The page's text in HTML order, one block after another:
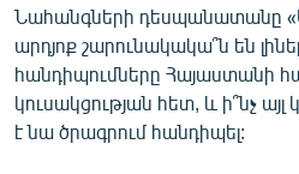
English
Русский
ՀԵՏԵՎԵՔ ՄԵԶ
Նահանգների դեսպանատանը
արդյոք շարունակակա՞ն են
հանդիպումները Հայաստանի
կուսակցության հետ, և ի՞նչ այլ
է նա ծրագրում հանդիպել: